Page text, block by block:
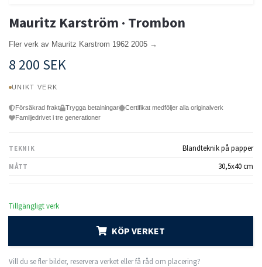
Mauritz Karström · Trombon
Fler verk av Mauritz Karstrom 1962 2005 →
8 200 SEK
UNIKT VERK
Försäkrad frakt Trygga betalningar
Certifikat medföljer alla originalverk
Familjedrivet i tre generationer
TEKNIK Blandteknik på papper
MÅTT 30,5x40 cm
Tillgängligt verk
KÖP VERKET
Vill du se fler bilder, reservera verket eller få råd om placering?